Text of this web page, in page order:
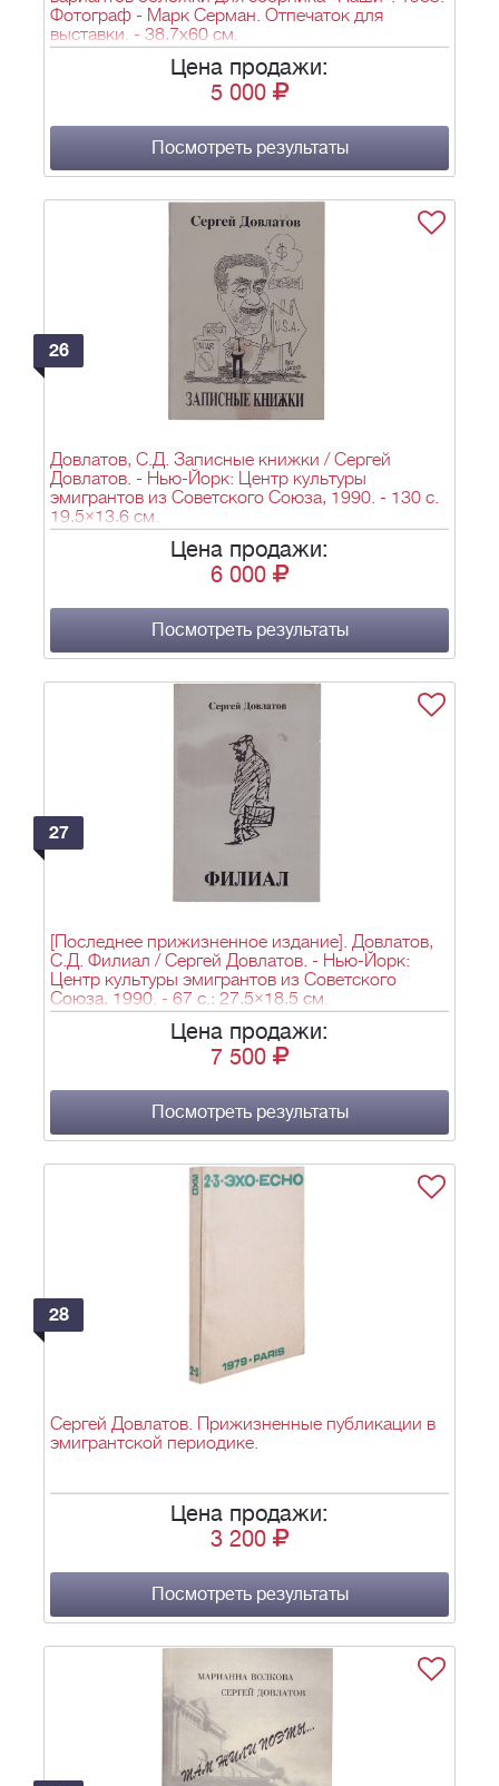
Фотограф - Марк Серман. Отпечаток для
выставки. - 38,7х60 см.
Цена продажи:
5 000
Посмотреть результаты
26
Довлатов, С.Д. Записные книжки / Сергей
Довлатов. - Нью-Йорк: Центр культуры
эмигрантов из Советского Союза, 1990. - 130 с.
19,5×13,6 см.
Цена продажи:
6 000
Посмотреть результаты
27
[Последнее прижизненное издание]. Довлатов,
С.Д. Филиал / Сергей Довлатов. - Нью-Йорк:
Центр культуры эмигрантов из Советского
Союза, 1990. - 67 с.; 27,5×18,5 см.
Цена продажи:
7 500
Посмотреть результаты
28
Сергей Довлатов. Прижизненные публикации в
эмигрантской периодике.
Цена продажи:
3 200
Посмотреть результаты